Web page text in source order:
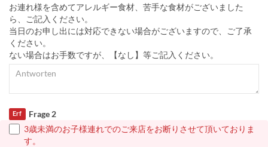
お連れ様を含めてアレルギー食材、苦手な食材がございました
ら、ご記入ください。
当日のお申し出には対応できない場合がございますので、ご了承
ください。
ない場合はお手数ですが、【なし】等ご記入ください。
Frage 2
Erf
3歳未満のお子様連れでのご来店をお断りさせて頂いておりま
す。